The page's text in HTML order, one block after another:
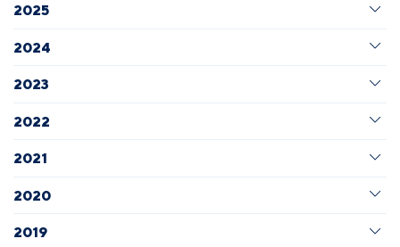
2025
2024
2023
2022
2021
2020
2019